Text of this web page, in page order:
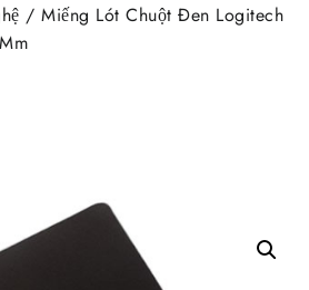
/ Miếng Lót Chuột Đen Logitech